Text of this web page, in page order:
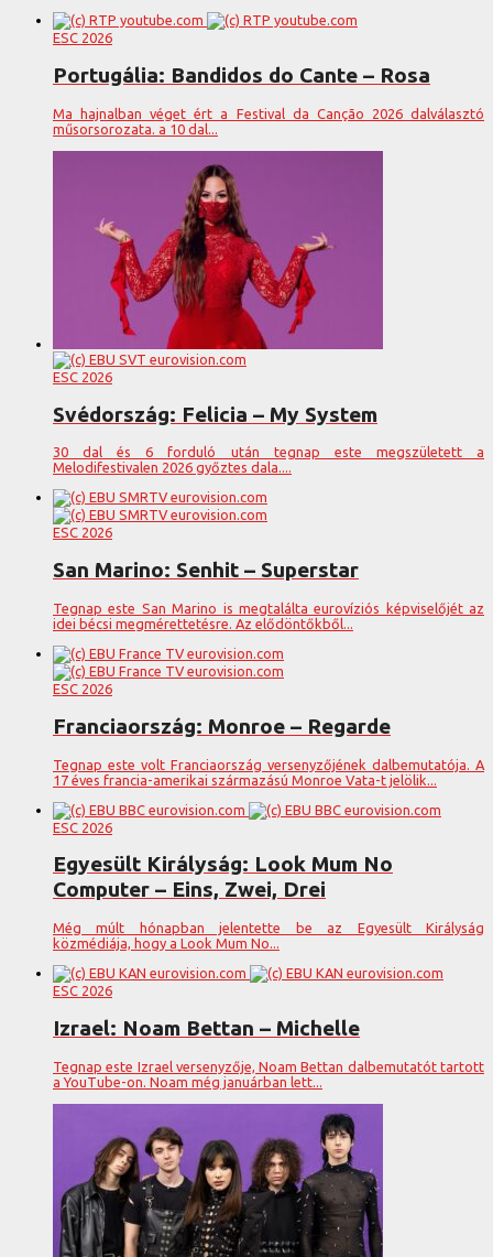
ESC 2026
Portugália: Bandidos do Cante – Rosa
Ma hajnalban véget ért a Festival da Canção 2026 dalválasztó
műsorsorozata. a 10 dal...
ESC 2026
Svédország: Felicia – My System
30 dal és 6 forduló után tegnap este megszületett a
Melodifestivalen 2026 győztes dala....
ESC 2026
San Marino: Senhit – Superstar
Tegnap este San Marino is megtalálta eurovíziós képviselőjét az
idei bécsi megmérettetésre. Az elődöntőkből...
ESC 2026
Franciaország: Monroe – Regarde
Tegnap este volt Franciaország versenyzőjének dalbemutatója. A
17 éves francia-amerikai származású Monroe Vata-t jelölik...
ESC 2026
Egyesült Királyság: Look Mum No
Computer – Eins, Zwei, Drei
Még múlt hónapban jelentette be az Egyesült Királyság
közmédiája, hogy a Look Mum No...
ESC 2026
Izrael: Noam Bettan – Michelle
Tegnap este Izrael versenyzője, Noam Bettan dalbemutatót tartott
a YouTube-on. Noam még januárban lett...